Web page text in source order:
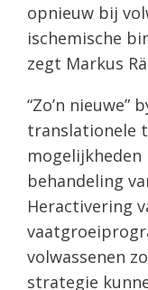
opnieuw bij
ischemische
zegt Markus
“Zo’n nieuwe”
translationele
mogelijkheden
behandeling
Heractivering
volwassenen
strategie